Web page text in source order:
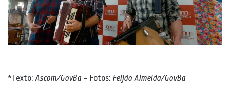
*Texto: Ascom/GovBa – Fotos: Feijão Almeida/GovBa